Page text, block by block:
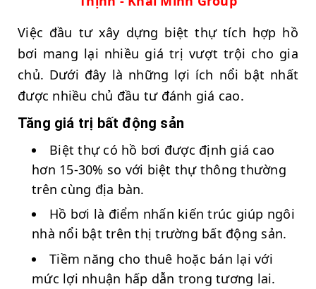
Việc đầu tư xây dựng biệt thự tích hợp hồ
bơi mang lại nhiều giá trị vượt trội cho gia
chủ. Dưới đây là những lợi ích nổi bật nhất
được nhiều chủ đầu tư đánh giá cao.
Tăng giá trị bất động sản
Biệt thự có hồ bơi được định giá cao
hơn 15-30% so với biệt thự thông thường
trên cùng địa bàn.
Hồ bơi là điểm nhấn kiến trúc giúp ngôi
nhà nổi bật trên thị trường bất động sản.
Tiềm năng cho thuê hoặc bán lại với
mức lợi nhuận hấp dẫn trong tương lai.